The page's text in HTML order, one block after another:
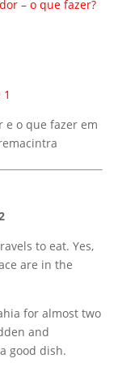
– o que fazer?
e o que fazer em
to eat. Yes,
are in the
for almost two
and
good dish.